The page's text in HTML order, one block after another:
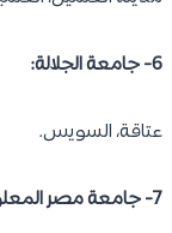
6- جامعة الجلالة:
عتاقة، السويس.
7- جامعة مصر المعلوماتية: